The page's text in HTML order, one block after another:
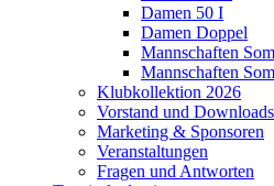
Damen 50 I
Damen Doppel
Mannschaften
Mannschaften
Klubkollektion 2026
Vorstand und Downloads
Marketing & Sponsoren
Veranstaltungen
Fragen und Antworten